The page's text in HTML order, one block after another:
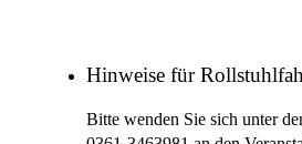
Hinweise für
Bitte wenden Sie sich unter